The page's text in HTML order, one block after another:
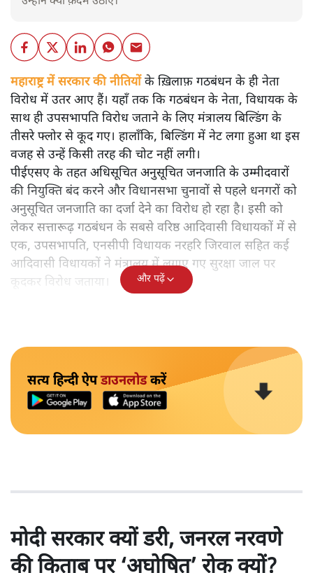
महाराष्ट्र में सरकार की नीतियों के ख़िलाफ़ गठबंधन के ही नेता
विरोध में उतर आए हैं। यहाँ तक कि गठबंधन के नेता, विधायक के
साथ ही उपसभापति विरोध जताने के लिए मंत्रालय बिल्डिंग के
तीसरे फ्लोर से कूद गए। हालाँकि, बिल्डिंग में नेट लगा हुआ था इस
वजह से उन्हें किसी तरह की चोट नहीं लगी।
पीईएसए के तहत अधिसूचित अनुसूचित जनजाति के उम्मीदवारों
की नियुक्ति बंद करने और विधानसभा चुनावों से पहले धनगरों को
अनुसूचित जनजाति का दर्जा देने का विरोध हो रहा है। इसी को
लेकर सत्तारूढ़ गठबंधन के सबसे वरिष्ठ आदिवासी विधायकों में से
एक, उपसभापति, एनसीपी विधायक नरहरि जिरवाल सहित कई
आदिवासी विधायकों ने मंत्रालय में लगाए गए सुरक्षा जाल पर
कूदकर विरोध जताया।
और पढ़ें
सत्य हिन्दी ऐपडाउनलोडकरें
मोदी सरकार क्यों डरी, जनरल नरवणे
की किताब पर ‘अघोषित’ रोक क्यों?